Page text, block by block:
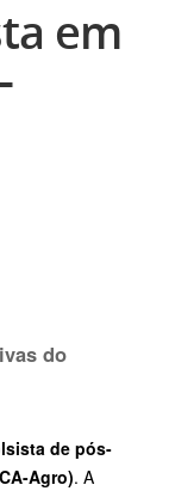
em
do
de pós-
Agro). A